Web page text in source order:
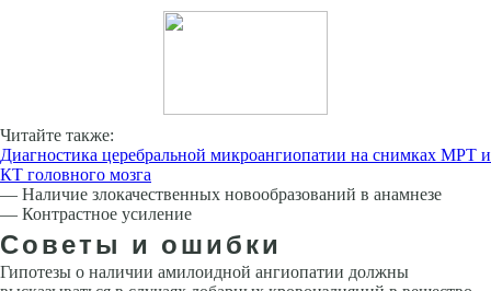
Читайте также:
Диагностика церебральной микроангиопатии на снимках МРТ и
КТ головного мозга
— Наличие злокачественных новообразований в анамнезе
— Контрастное усиление
Советы и ошибки
Гипотезы о наличии амилоидной ангиопатии должны